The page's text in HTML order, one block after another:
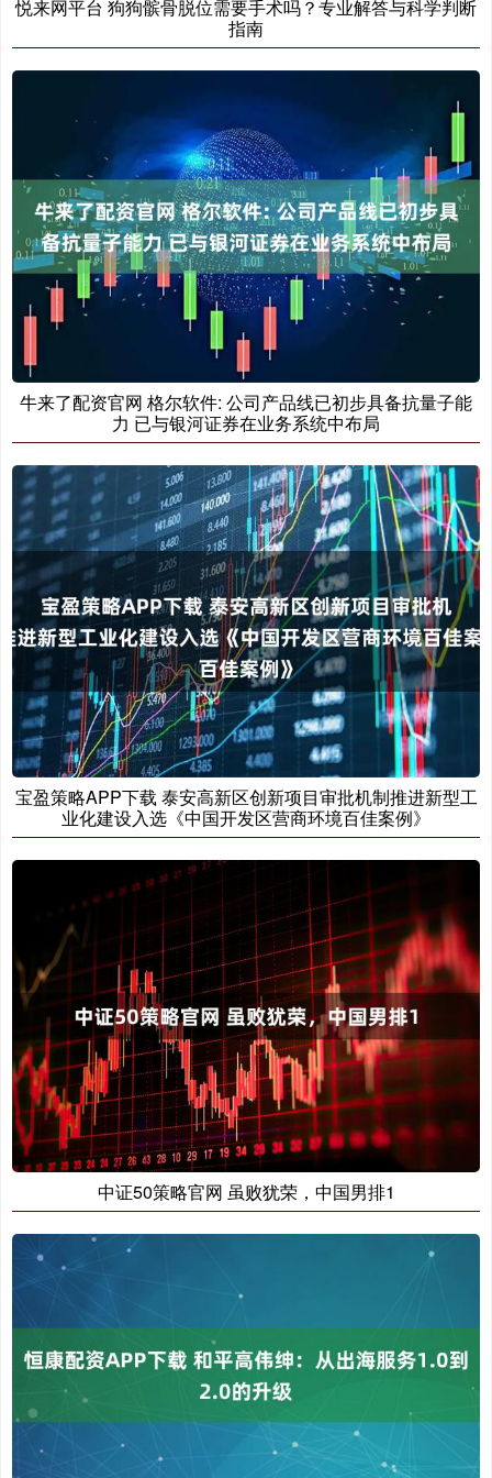
悦来网平台 狗狗髌骨脱位需要手术吗？专业解答与科学判断
指南
牛来了配资官网 格尔软件: 公司产品线已初步具备抗量子能
力 已与银河证券在业务系统中布局
宝盈策略APP下载 泰安高新区创新项目审批机制推进新型工
业化建设入选《中国开发区营商环境百佳案例》
中证50策略官网 虽败犹荣，中国男排1